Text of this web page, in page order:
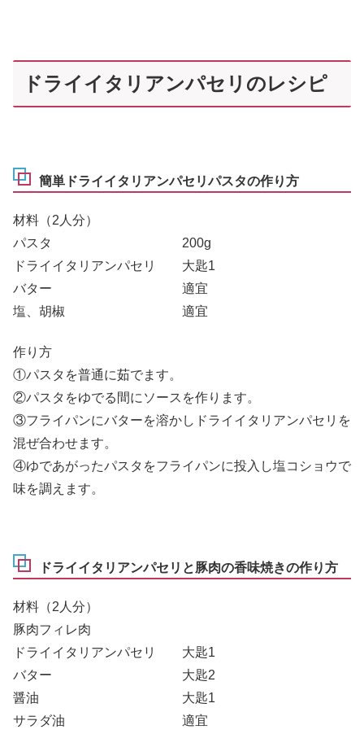
ドライイタリアンパセリのレシピ
簡単ドライイタリアンパセリパスタの作り方
材料（2人分）
パスタ 200g
ドライイタリアンパセリ 大匙1
バター 適宜
塩、胡椒 適宜
作り方
①パスタを普通に茹でます。
②パスタをゆでる間にソースを作ります。
③フライパンにバターを溶かしドライイタリアンパセリを
混ぜ合わせます。
④ゆであがったパスタをフライパンに投入し塩コショウで
味を調えます。
ドライイタリアンパセリと豚肉の香味焼きの作り方
材料（2人分）
豚肉フィレ肉
ドライイタリアンパセリ 大匙1
バター 大匙2
醤油 大匙1
サラダ油 適宜